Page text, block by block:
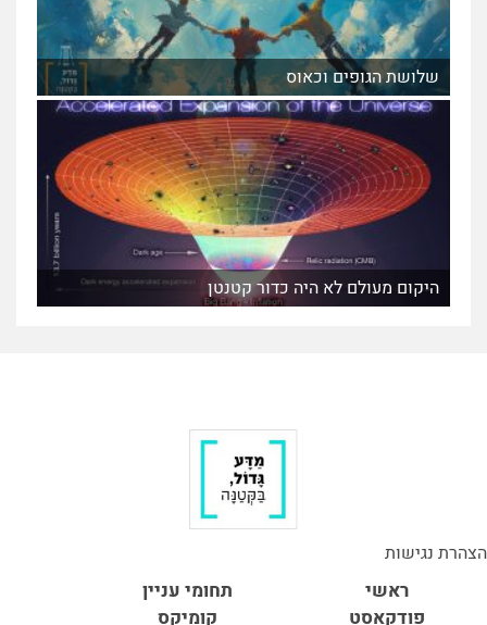
שלושת הגופים וכאוס
היקום מעולם לא היה כדור קטנטן
הצהרת נגישות
ראשי
תחומי עניין
פודקאסט
קומיקס